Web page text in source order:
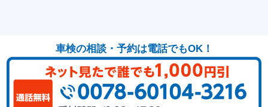
車検の相談・予約は電話でもOK！